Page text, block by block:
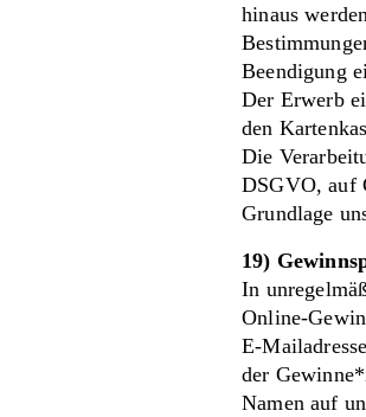
hinaus
Beendigung
Der Erwerb
den
Die
DSGVO, auf
Grundlage
19)
In
Online-
E-
der
Namen auf